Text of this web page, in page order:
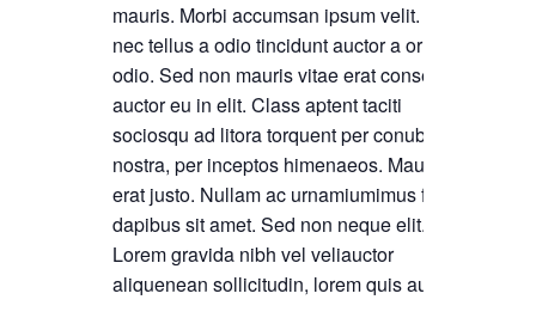
mauris. Morbi accumsan ipsum velit. Nam
nec tellus a odio tincidunt auctor a ornare
odio. Sed non mauris vitae erat consequat
auctor eu in elit. Class aptent taciti
sociosqu ad litora torquent per conubia
nostra, per inceptos himenaeos. Mauris in
erat justo. Nullam ac urnamiumimus felis
dapibus sit amet. Sed non neque elit.
Lorem gravida nibh vel veliauctor
aliquenean sollicitudin, lorem quis auctor.